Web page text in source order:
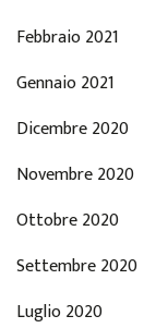
Febbraio 2021
Gennaio 2021
Dicembre 2020
Novembre 2020
Ottobre 2020
Settembre 2020
Luglio 2020